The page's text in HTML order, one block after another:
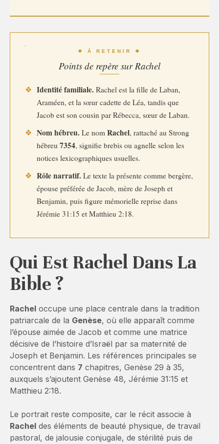
❖ À RETENIR ❖
Points de repère sur Rachel
❖ Identité familiale. Rachel est la fille de Laban,
Araméen, et la sœur cadette de Léa, tandis que
Jacob est son cousin par Rébecca, sœur de Laban.
❖ Nom hébreu. Le nom Rachel, rattaché au Strong
hébreu 7354, signifie brebis ou agnelle selon les
notices lexicographiques usuelles.
❖ Rôle narratif. Le texte la présente comme bergère,
épouse préférée de Jacob, mère de Joseph et
Benjamin, puis figure mémorielle reprise dans
Jérémie 31:15 et Matthieu 2:18.
Qui Est Rachel Dans La
Bible ?
Rachel occupe une place centrale dans la tradition
patriarcale de la Genèse, où elle apparaît comme
l’épouse aimée de Jacob et comme une matrice
décisive de l’histoire d’Israël par sa maternité de
Joseph et Benjamin. Les références principales se
concentrent dans 7 chapitres, Genèse 29 à 35,
auxquels s’ajoutent Genèse 48, Jérémie 31:15 et
Matthieu 2:18.
Le portrait reste composite, car le récit associe à
Rachel des éléments de beauté physique, de travail
pastoral, de jalousie conjugale, de stérilité puis de